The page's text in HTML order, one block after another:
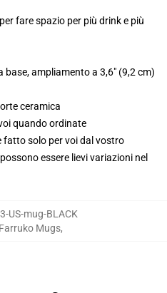
fare spazio per più drink e più
base, ampliamento a 3,6" (9,2 cm)
ceramica
quando ordinate
fatto solo per voi dal vostro
essere lievi variazioni nel
US-mug-BLACK
Farruko Mugs,